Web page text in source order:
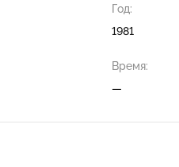
Год:
1981
Время:
—